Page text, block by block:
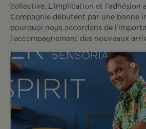
collective. L’implication et l’adhésion
Compagnie débutent par une bonne
pourquoi nous accordons de
l’accompagnement des nouveaux